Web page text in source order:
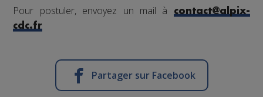
Pour postuler, envoyez un mail à
contact@alpix-
cdc.fr
Partager sur Facebook